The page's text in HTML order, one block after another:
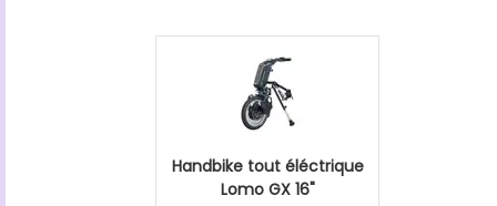
Handbike tout éléctrique
Lomo GX 16"